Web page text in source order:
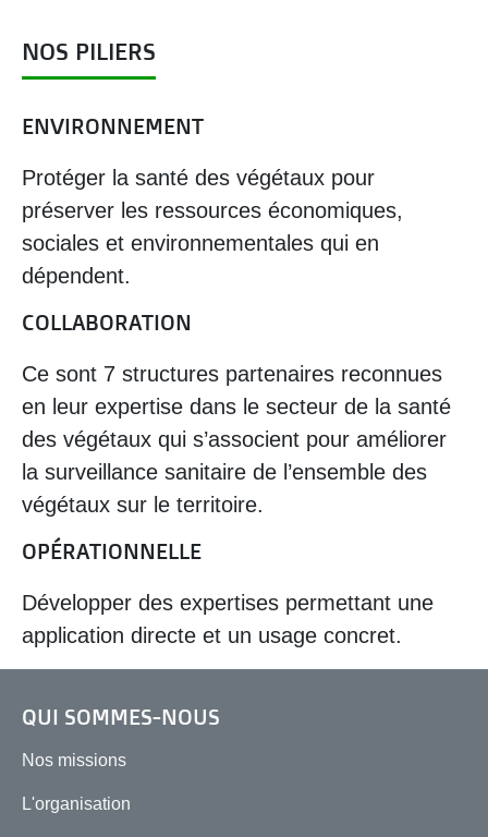
NOS PILIERS
ENVIRONNEMENT
Protéger la santé des végétaux pour
préserver les ressources économiques,
sociales et environnementales qui en
dépendent.
COLLABORATION
Ce sont 7 structures partenaires reconnues
en leur expertise dans le secteur de la santé
des végétaux qui s’associent pour améliorer
la surveillance sanitaire de l’ensemble des
végétaux sur le territoire.
OPÉRATIONNELLE
Développer des expertises permettant une
application directe et un usage concret.
QUI SOMMES-NOUS
Nos missions
L'organisation